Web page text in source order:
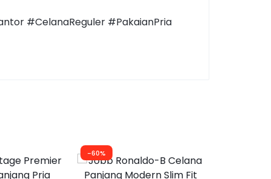
#CelanaReguler #PakaianPria
-60%